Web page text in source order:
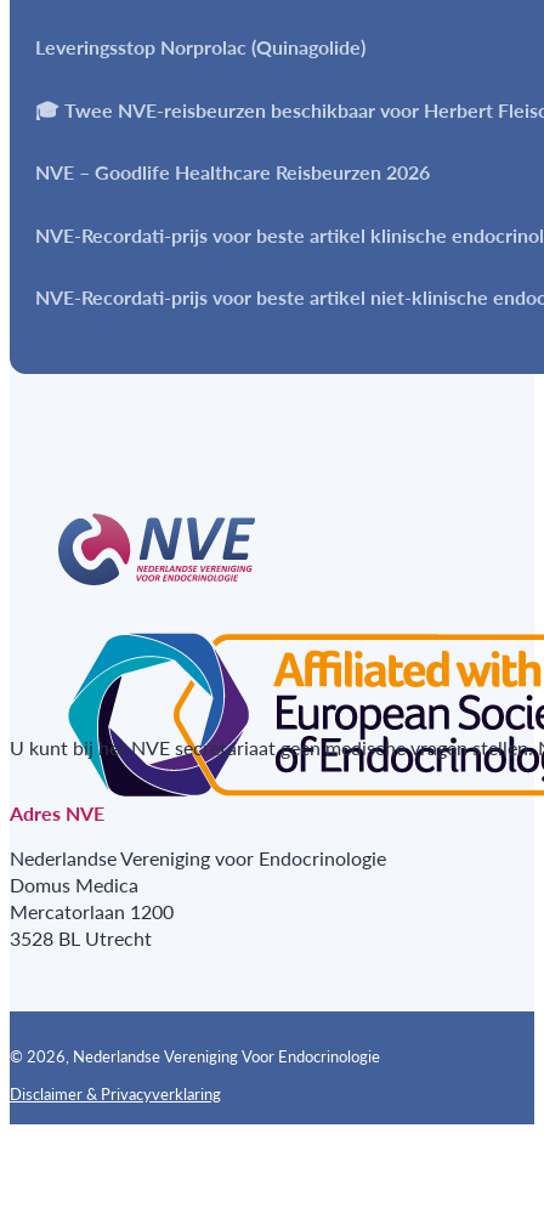
Leveringsstop Norprolac (Quinagolide)
🎓 Twee NVE-reisbeurzen beschikbaar voor Herbert
NVE – Goodlife Healthcare Reisbeurzen 2026
NVE-Recordati-prijs voor beste artikel klinische
NVE-Recordati-prijs voor beste artikel niet-klinische
U kunt bij het NVE secretariaat geen medische vragen
Adres NVE
Nederlandse Vereniging voor Endocrinologie
Domus Medica
Mercatorlaan 1200
3528 BL Utrecht
© 2026, Nederlandse Vereniging Voor Endocrinologie
Disclaimer & PrivacyverklaringFollow us on X